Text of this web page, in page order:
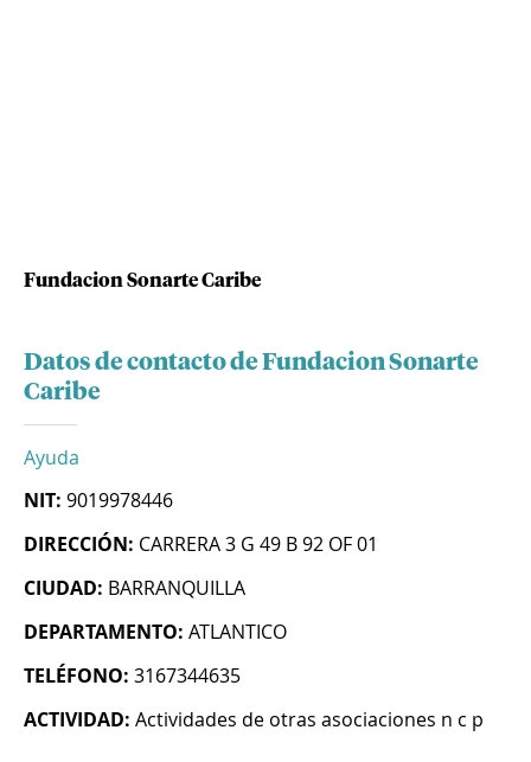
Fundacion Sonarte Caribe
Datos de contacto de Fundacion Sonarte
Caribe
Ayuda
NIT: 9019978446
DIRECCIÓN: CARRERA 3 G 49 B 92 OF 01
CIUDAD: BARRANQUILLA
DEPARTAMENTO: ATLANTICO
TELÉFONO: 3167344635
ACTIVIDAD: Actividades de otras asociaciones n c p